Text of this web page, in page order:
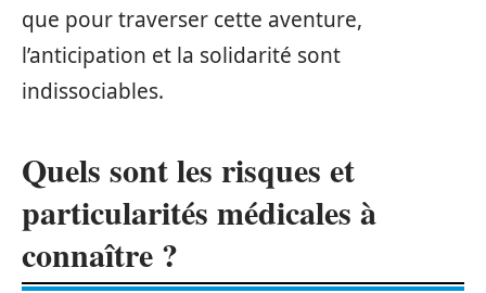
que pour traverser cette aventure,
l’anticipation et la solidarité sont
indissociables.
Quels sont les risques et
particularités médicales à
connaître ?